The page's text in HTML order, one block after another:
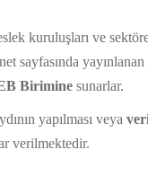
kuruluşları ve
sayfasında
Birimine sunarlar.
yapılması veya
verilmektedir.